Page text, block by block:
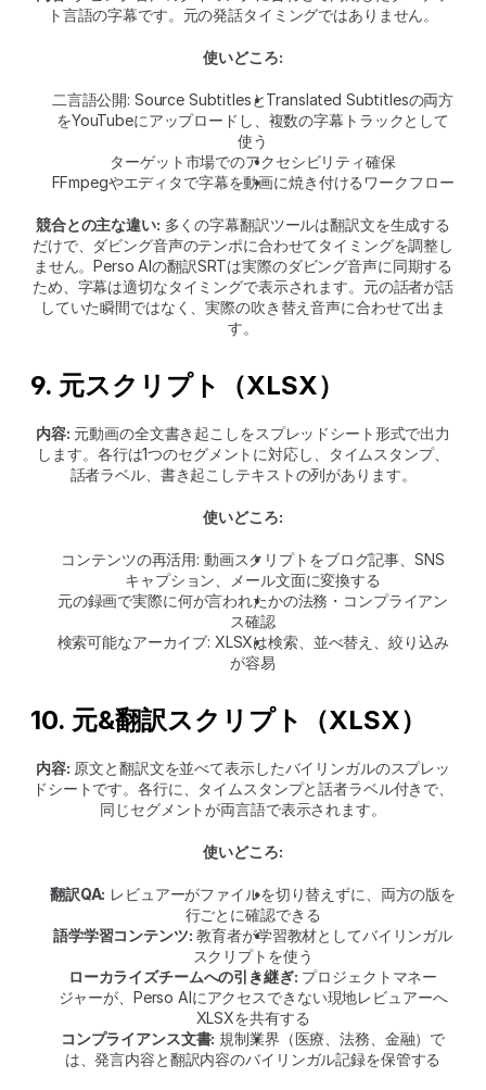
ト言語の字幕です。元の発話タイミングではありません。
使いどころ:
二言語公開: Source SubtitlesとTranslated Subtitlesの両方
をYouTubeにアップロードし、複数の字幕トラックとして
使う
ターゲット市場でのアクセシビリティ確保
FFmpegやエディタで字幕を動画に焼き付けるワークフロー
競合との主な違い: 多くの字幕翻訳ツールは翻訳文を生成する
だけで、ダビング音声のテンポに合わせてタイミングを調整し
ません。Perso AIの翻訳SRTは実際のダビング音声に同期する
ため、字幕は適切なタイミングで表示されます。元の話者が話
していた瞬間ではなく、実際の吹き替え音声に合わせて出ま
す。
9. 元スクリプト（XLSX）
内容: 元動画の全文書き起こしをスプレッドシート形式で出力
します。各行は1つのセグメントに対応し、タイムスタンプ、
話者ラベル、書き起こしテキストの列があります。
使いどころ:
コンテンツの再活用: 動画スクリプトをブログ記事、SNS
キャプション、メール文面に変換する
元の録画で実際に何が言われたかの法務・コンプライアン
ス確認
検索可能なアーカイブ: XLSXは検索、並べ替え、絞り込み
が容易
10. 元&翻訳スクリプト（XLSX）
内容: 原文と翻訳文を並べて表示したバイリンガルのスプレッ
ドシートです。各行に、タイムスタンプと話者ラベル付きで、
同じセグメントが両言語で表示されます。
使いどころ:
翻訳QA: レビュアーがファイルを切り替えずに、両方の版を
行ごとに確認できる
語学学習コンテンツ: 教育者が学習教材としてバイリンガル
スクリプトを使う
ローカライズチームへの引き継ぎ: プロジェクトマネー
ジャーが、Perso AIにアクセスできない現地レビュアーへ
XLSXを共有する
コンプライアンス文書: 規制業界（医療、法務、金融）で
は、発言内容と翻訳内容のバイリンガル記録を保管する